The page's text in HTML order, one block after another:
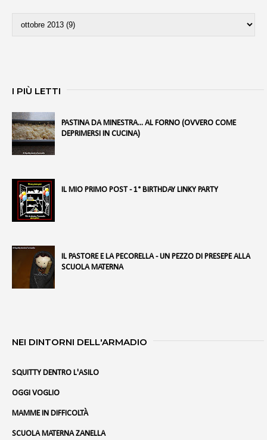
I PIÙ LETTI
PASTINA DA MINESTRA... AL FORNO (OVVERO COME
DEPRIMERSI IN CUCINA)
IL MIO PRIMO POST - 1° BIRTHDAY LINKY PARTY
IL PASTORE E LA PECORELLA - UN PEZZO DI PRESEPE ALLA
SCUOLA MATERNA
NEI DINTORNI DELL'ARMADIO
SQUITTY DENTRO L'ASILO
OGGI VOGLIO
MAMME IN DIFFICOLTÀ
SCUOLA MATERNA ZANELLA